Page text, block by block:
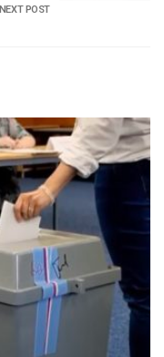
NEXT POST